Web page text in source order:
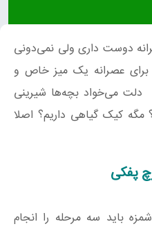
دوست داری ولی نمی‌دونی
عصرانه یک میز خاص و
دلت می‌خواد بچه‌ها شیرینی
کیک گیاهی داریم؟ اصلا
پفکی
باید سه مرحله را انجام